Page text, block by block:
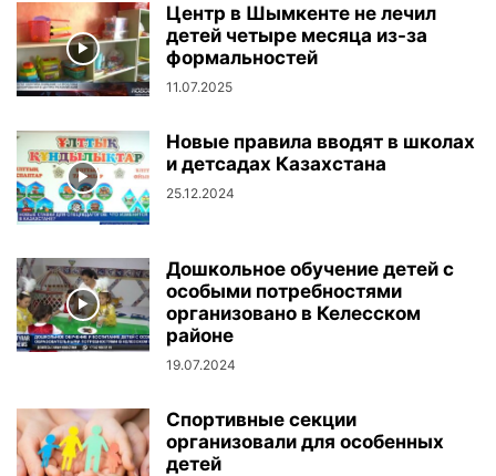
Центр в Шымкенте не лечил
детей четыре месяца из-за
формальностей
11.07.2025
Новые правила вводят в школах
и детсадах Казахстана
25.12.2024
Дошкольное обучение детей с
особыми потребностями
организовано в Келесском
районе
19.07.2024
Спортивные секции
организовали для особенных
детей